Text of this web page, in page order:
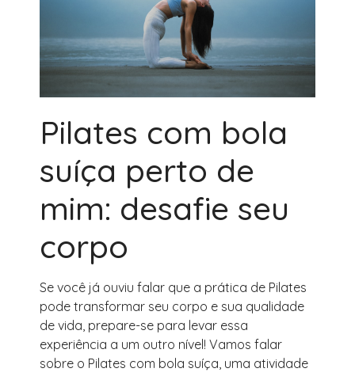
Pilates com bola
suíça perto de
mim: desafie seu
corpo
Se você já ouviu falar que a prática de Pilates
pode transformar seu corpo e sua qualidade
de vida, prepare-se para levar essa
experiência a um outro nível! Vamos falar
sobre o Pilates com bola suíça, uma atividade